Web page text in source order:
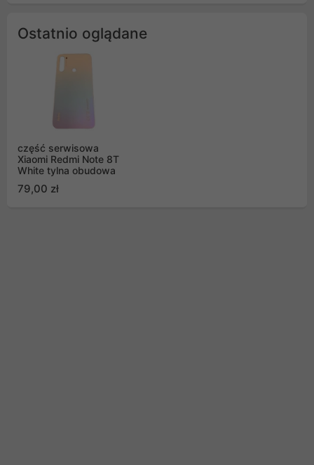
Ostatnio oglądane
część serwisowa
Xiaomi Redmi Note 8T
White tylna obudowa
79,00 zł